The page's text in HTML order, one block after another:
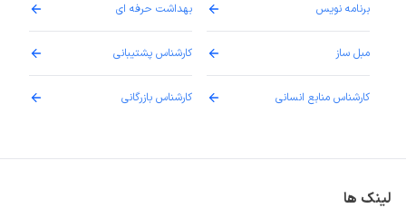
برنامه نویس
مبل ساز
کارشناس منابع انسانی
بهداشت حرفه ای
کارشناس پشتیبانی
کارشناس بازرگانی
لینک ها